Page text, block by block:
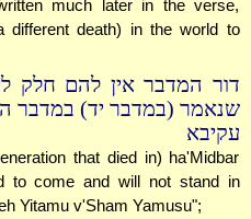
much later in the verse,
different death) in the world to
דור המדבר אין להם חלק
שנאמר (במדבר יד) במדבר
עקיבא
that died in) ha'Midbar
to come and will not stand in
Yitamu v'Sham Yamusu";